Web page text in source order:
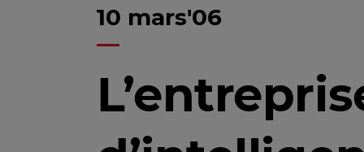
10 mars'06